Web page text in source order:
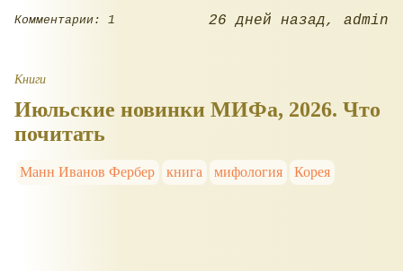
Комментарии: 1 26 дней назад admin
Книги
Июльские новинки МИФа, 2026. Что
почитать
Манн Иванов Фербер книга мифология Корея